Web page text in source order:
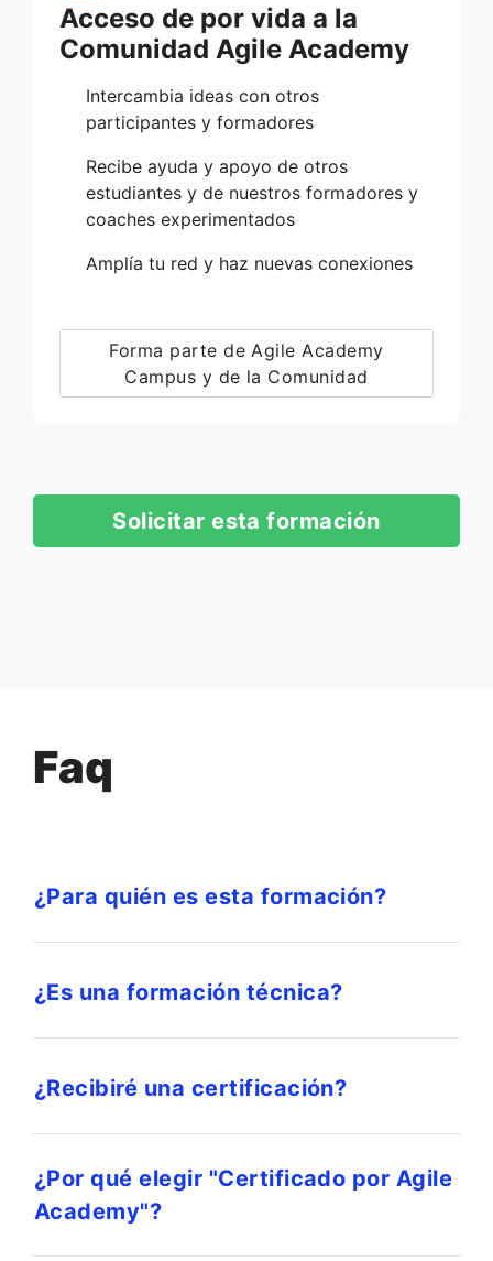
Acceso de por vida a la
Comunidad Agile Academy
Intercambia ideas con otros
participantes y formadores
Recibe ayuda y apoyo de otros
estudiantes y de nuestros formadores y
coaches experimentados
Amplía tu red y haz nuevas conexiones
Forma parte de Agile Academy
Campus y de la Comunidad
Solicitar esta formación
Faq
¿Para quién es esta formación?
¿Es una formación técnica?
¿Recibiré una certificación?
¿Por qué elegir "Certificado por Agile
Academy"?